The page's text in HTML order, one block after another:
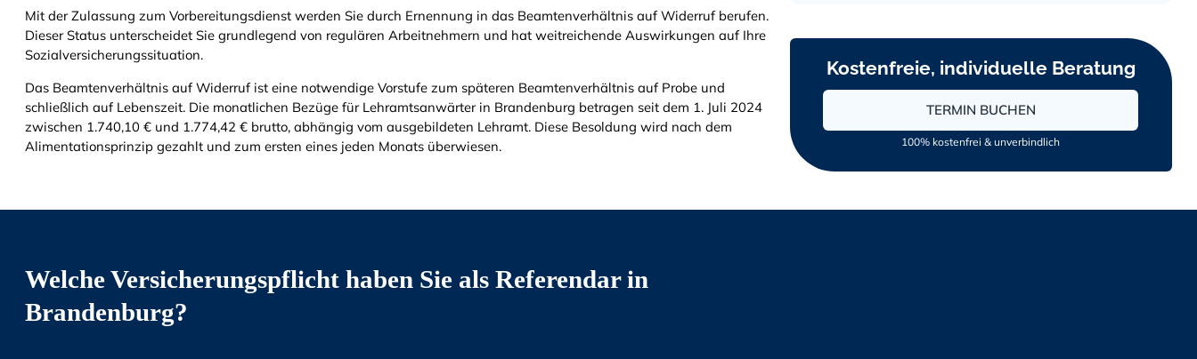
Mit der Zulassung zum Vorbereitungsdienst werden Sie durch Ernennung in das Beamtenverhältnis auf Widerruf berufen.
Dieser Status unterscheidet Sie grundlegend von regulären Arbeitnehmern und hat weitreichende Auswirkungen auf Ihre
Sozialversicherungssituation.
Das Beamtenverhältnis auf Widerruf ist eine notwendige Vorstufe zum späteren Beamtenverhältnis auf Probe und
schließlich auf Lebenszeit. Die monatlichen Bezüge für Lehramtsanwärter in Brandenburg betragen seit dem 1. Juli 2024
zwischen 1.740,10 € und 1.774,42 € brutto, abhängig vom ausgebildeten Lehramt. Diese Besoldung wird nach dem
Alimentationsprinzip gezahlt und zum ersten eines jeden Monats überwiesen.
Welche Versicherungs­pflicht haben Sie als Referendar in
Brandenburg?
Kostenfreie, individuelle Beratung
TERMIN BUCHEN
100% kostenfrei & unverbindlich